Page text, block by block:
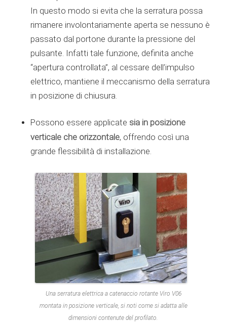
In questo modo si evita che la serratura possa
rimanere involontariamente aperta se nessuno è
passato dal portone durante la pressione del
pulsante. Infatti tale funzione, definita anche
“apertura controllata”, al cessare dell’impulso
elettrico, mantiene il meccanismo della serratura
in posizione di chiusura.
Possono essere applicate sia in posizione
verticale che orizzontale, offrendo così una
grande flessibilità di installazione.
Una serratura elettrica a catenaccio rotante Viro V06
montata in posizione verticale, si noti come si adatta alle
dimensioni contenute del profilato.